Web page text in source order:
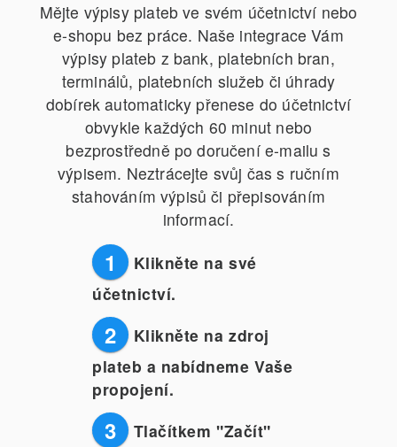
Mějte výpisy plateb ve svém účetnictví nebo
e-shopu bez práce. Naše integrace Vám
výpisy plateb z bank, platebních bran,
terminálů, platebních služeb či úhrady
dobírek automaticky přenese do účetnictví
obvykle každých 60 minut nebo
bezprostředně po doručení e-mailu s
výpisem. Neztrácejte svůj čas s ručním
stahováním výpisů či přepisováním
informací.
1
Klikněte na své
účetnictví.
2
Klikněte na zdroj
plateb a nabídneme Vaše
propojení.
3
Tlačítkem "Začít"